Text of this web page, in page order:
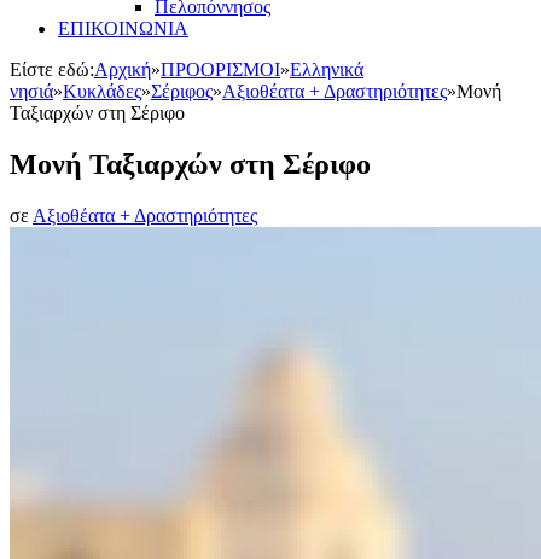
Πελοπόννησος
ΕΠΙΚΟΙΝΩΝΙΑ
Είστε εδώ:Αρχική»ΠΡΟΟΡΙΣΜΟΙ»Ελληνικά
νησιά»Κυκλάδες»Σέριφος»Αξιοθέατα + Δραστηριότητες»Μονή
Ταξιαρχών στη Σέριφο
Μονή Ταξιαρχών στη Σέριφο
σε Αξιοθέατα + Δραστηριότητες